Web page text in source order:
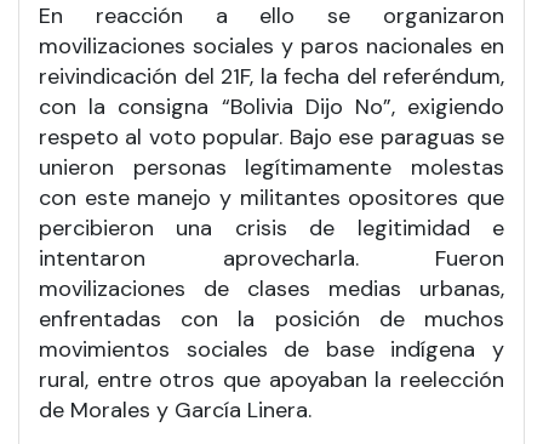
En reacción a ello se organizaron
movilizaciones sociales y paros nacionales en
reivindicación del 21F, la fecha del referéndum,
con la consigna “Bolivia Dijo No”, exigiendo
respeto al voto popular. Bajo ese paraguas se
unieron personas legítimamente molestas
con este manejo y militantes opositores que
percibieron una crisis de legitimidad e
intentaron aprovecharla. Fueron
movilizaciones de clases medias urbanas,
enfrentadas con la posición de muchos
movimientos sociales de base indígena y
rural, entre otros que apoyaban la reelección
de Morales y García Linera.